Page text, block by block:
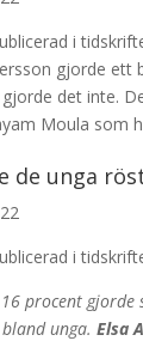
i
gjorde ett
det inte.
Moula som
de unga
i
procent
unga. Elsa